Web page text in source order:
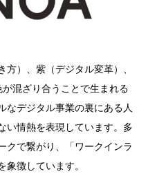
）、紫（デジタル変革）、
混ざり合うことで生まれる
なデジタル事業の裏にある人
い情熱を表現しています。多
クで繋がり、「ワークインラ
象徴しています。